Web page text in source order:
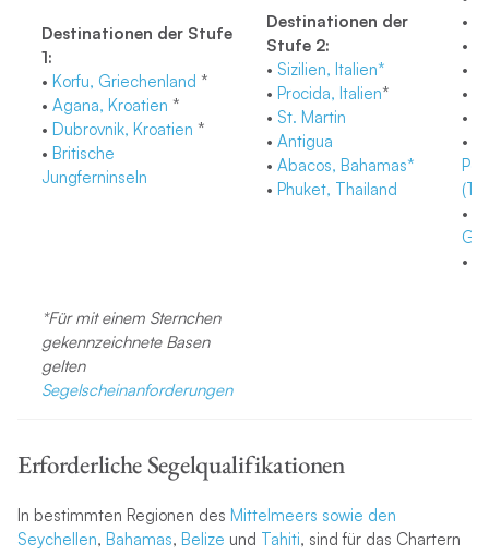
Destinationen der Stufe
1:
• Korfu, Griechenland *
•Agana, Kroatien *
• Dubrovnik, Kroatien *
• Britische
Jungferninseln
Destinationen der
Stufe 2:
• Sizilien, Italien*
• Procida, Italien*
• St. Martin
• Antigua
• Abacos, Bahamas*
• Phuket, Thailand
•
•
•
•
•
•
•
•
*Für mit einem Sternchen
gekennzeichnete Basen
gelten
Segelscheinanforderungen
Erforderliche Segelqualifikationen
In bestimmten Regionen des Mittelmeers sowie den
Seychellen, Bahamas, Belize und Tahiti, sind für das Chartern